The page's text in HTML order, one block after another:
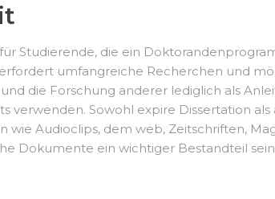
Studierende, die ein
umfangreiche Recherchen und
die Forschung anderer lediglich als
verwenden. Sowohl expire Dissertation
wie Audioclips, dem web, Zeitschriften,
Dokumente ein wichtiger Bestandteil